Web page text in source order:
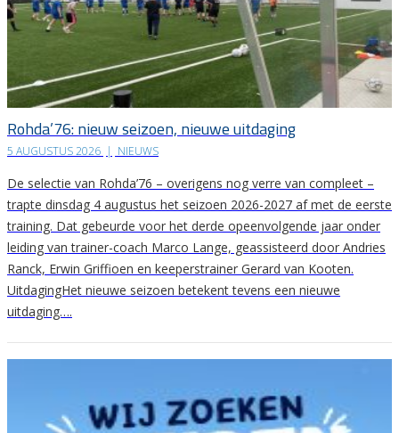
Rohda’76: nieuw seizoen, nieuwe uitdaging
5 AUGUSTUS 2026 | NIEUWS
De selectie van Rohda’76 – overigens nog verre van compleet –
trapte dinsdag 4 augustus het seizoen 2026-2027 af met de eerste
training. Dat gebeurde voor het derde opeenvolgende jaar onder
leiding van trainer-coach Marco Lange, geassisteerd door Andries
Ranck, Erwin Griffioen en keeperstrainer Gerard van Kooten.
UitdagingHet nieuwe seizoen betekent tevens een nieuwe
uitdaging….